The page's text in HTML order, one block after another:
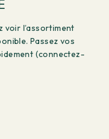
voir l’assortiment
Passez vos
(connectez-